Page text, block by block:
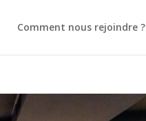
Comment nous rejoindre ?